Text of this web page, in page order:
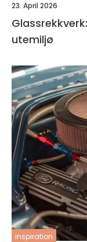
23. April 2026
utemiljø
inspiration